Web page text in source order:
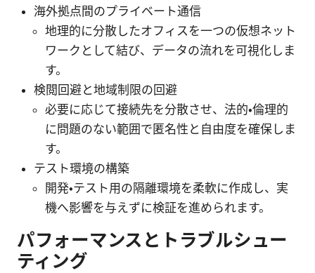
海外拠点間のプライベート通信
地理的に分散したオフィスを一つの仮想ネット
ワークとして結び、データの流れを可視化しま
す。
検閲回避と地域制限の回避
必要に応じて接続先を分散させ、法的・倫理的
に問題のない範囲で匿名性と自由度を確保しま
す。
テスト環境の構築
開発・テスト用の隔離環境を柔軟に作成し、実
機へ影響を与えずに検証を進められます。
パフォーマンスとトラブルシュー
ティング